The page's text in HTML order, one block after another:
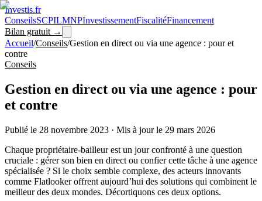
Investis.fr
ConseilsSCPILMNPInvestissementFiscalitéFinancement
Bilan gratuit →
Accueil/Conseils/Gestion en direct ou via une agence : pour et
contre
Conseils
Gestion en direct ou via une agence : pour
et contre
Publié le 28 novembre 2023 · Mis à jour le 29 mars 2026
Chaque propriétaire-bailleur est un jour confronté à une question
cruciale : gérer son bien en direct ou confier cette tâche à une agence
spécialisée ? Si le choix semble complexe, des acteurs innovants
comme Flatlooker offrent aujourd’hui des solutions qui combinent le
meilleur des deux mondes. Décortiquons ces deux options.